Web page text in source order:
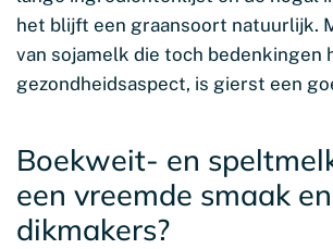
het blijft een graansoort natuurlijk.
van sojamelk die toch bedenkingen
gezondheidsaspect, is gierst een
Boekweit- en
een vreemde smaak en
dikmakers?